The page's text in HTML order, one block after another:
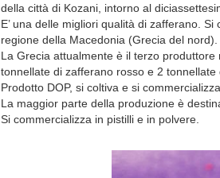
della città di Kozani, intorno al
E’ una delle migliori qualità di zafferano.
regione della Macedonia (Grecia del nord).
La Grecia attualmente è il terzo
tonnellate di zafferano rosso e 2
Prodotto DOP, si coltiva e si
La maggior parte della produzione è
Si commercializza in pistilli e in polvere.